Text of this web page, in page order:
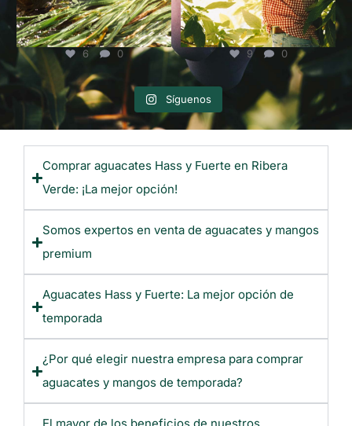
9 0 3 0
Síguenos
Comprar aguacates Hass y Fuerte en Ribera
Verde: ¡La mejor opción!
Somos expertos en venta de aguacates y mangos
premium
Aguacates Hass y Fuerte: La mejor opción de
temporada
¿Por qué elegir nuestra empresa para comprar
aguacates y mangos de temporada?